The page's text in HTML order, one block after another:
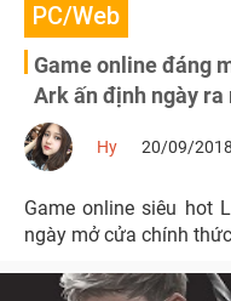
PC/Web
Game online đáng
Ark ấn định ngày ra
Hy 20/09/
Game online siêu hot
ngày mở cửa chính